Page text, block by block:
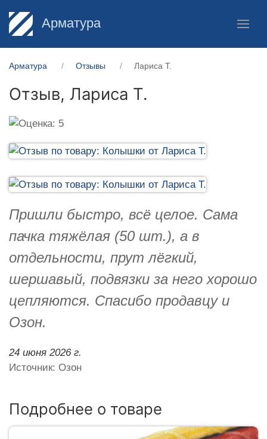
Арматура
Арматура Отзывы Лариса Т.
Отзыв, Лариса Т.
Пришли быстро, всё целое. Сама
пачка тяжёлая (50 шт.), а в
отдельности, прут лёгкий,
шершавый, подвязки за него хорошо
цепляются. Спасибо продавцу и
Озон.
24 июня 2026 г.
Источник: Озон
Подробнее о товаре